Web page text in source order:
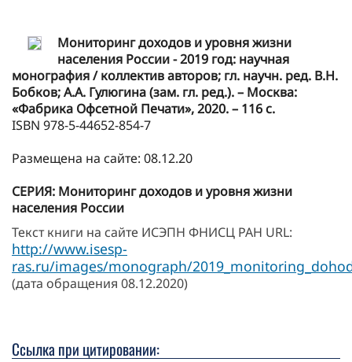
Мониторинг доходов и уровня жизни
населения России - 2019 год: научная
монография / коллектив авторов; гл. научн. ред. В.Н.
Бобков; А.А. Гулюгина (зам. гл. ред.). – Москва:
«Фабрика Офсетной Печати», 2020. – 116 с.
ISBN 978-5-44652-854-7
Размещена на сайте: 08.12.20
СЕРИЯ: Мониторинг доходов и уровня жизни
населения России
Текст книги на сайте ИСЭПН ФНИСЦ РАН URL:
http://www.isesp-
ras.ru/images/monograph/
(дата обращения 08.12.2020)
Ссылка при цитировании: